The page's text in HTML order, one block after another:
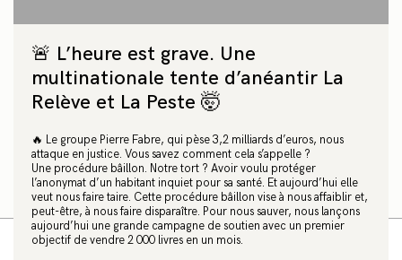
décision a été prise pour tirer la sonnette d’alarme.
de solution et que des familles étaient à la rue. »
Facebook
X WhatsApp
Email
Texte: Maïté Debove
Photographie: Collectif "Jamais Sans Toit"
16 janvier 2024
🚨 L’heure est grave. Une
multinationale tente d’anéantir La
Relève et La Peste 🤯
🔥 Le groupe Pierre Fabre, qui pèse 3,2 milliards d’euros, nous
attaque en justice. Vous savez comment cela s’appelle ?
Une procédure bâillon. Notre tort ? Avoir voulu protéger
l’anonymat d’un habitant inquiet pour sa santé. Et aujourd’hui elle
veut nous faire taire. Cette procédure bâillon vise à nous affaiblir et,
peut-être, à nous faire disparaître. Pour nous sauver, nous lançons
aujourd’hui une grande campagne de soutien avec un premier
objectif de vendre 2 000 livres en un mois.